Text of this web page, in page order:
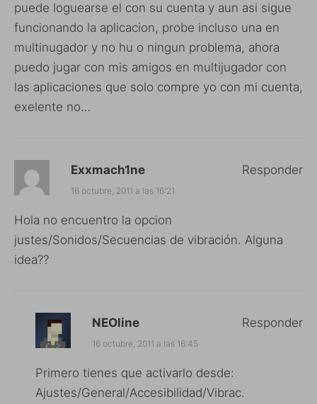
puede loguearse el con su cuenta y aun asi sigue
funcionando la aplicacion, probe incluso una en
multinugador y no hu o ningun problema, ahora
puedo jugar con mis amigos en multijugador con
las aplicaciones que solo compre yo con mi cuenta,
exelente no…
Exxmach1ne
16 octubre, 2011 a las 16:21
Hola no encuentro la opcion
justes/Sonidos/Secuencias de vibración. Alguna
idea??
Responder
NEOline
16 octubre, 2011 a las 16:45
Primero tienes que activarlo desde:
Ajustes/General/Accesibilidad/Vibrac.
Responder